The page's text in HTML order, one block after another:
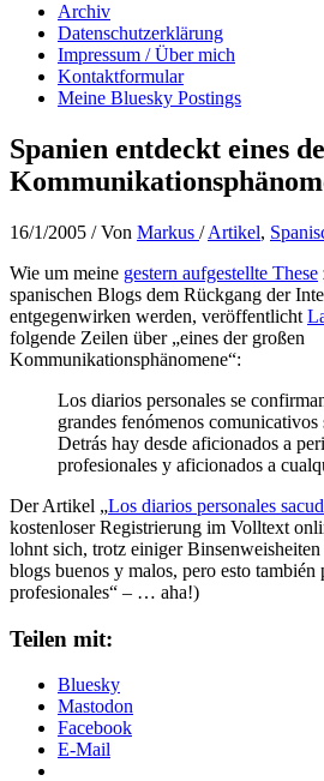
Archiv
Datenschutzerklärung
Impressum / Über mich
Kontaktformular
Meine Bluesky Postings
Spanien entdeckt eines
16/1/2005 / Von Markus /Artikel,
Wie um meine gestern aufgestellte These
spanischen Blogs dem Rückgang der
entgegenwirken werden, veröffentlicht
folgende Zeilen über „eines der großen
Kommunikationsphänomene“:
Los diarios personales se
grandes fenómenos
Detrás hay desde aficionados a
profesionales y aficionados a
Der Artikel „Los diarios personales
kostenloser Registrierung im Volltext
lohnt sich, trotz einiger
blogs buenos y malos, pero esto también
profesionales“ – … aha!)
Teilen mit:
Bluesky
Mastodon
Facebook
E-Mail